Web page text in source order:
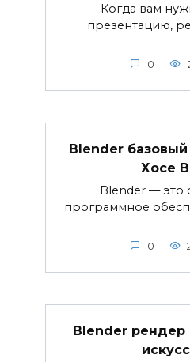
Когда вам
презентацию,
0
Blender
Хосе
Blender — это
программное
0
Blender рендер